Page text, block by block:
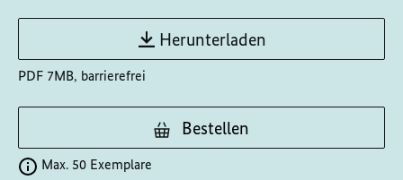
Herunterladen
PDF 7MB, barrierefrei
Bestellen
Max. 50 Exemplare